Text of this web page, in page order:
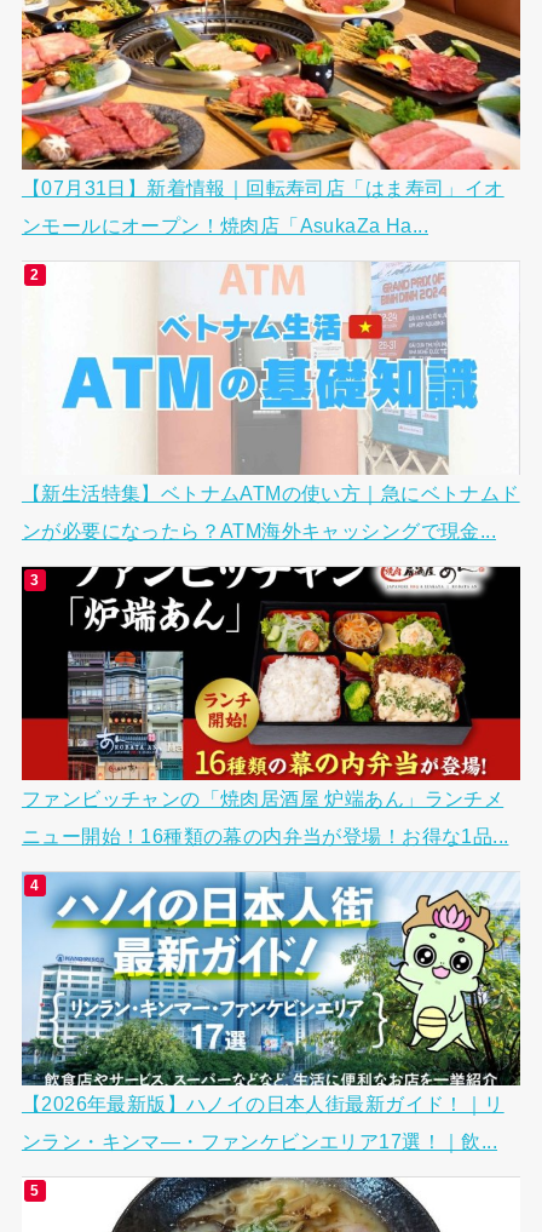
【07月31日】新着情報｜回転寿司店「はま寿司」イオ
ンモールにオープン！焼肉店「AsukaZa Ha...
【新生活特集】ベトナムATMの使い方｜急にベトナムド
ンが必要になったら？ATM海外キャッシングで現金...
ファンビッチャンの「焼肉居酒屋 炉端あん」ランチメ
ニュー開始！16種類の幕の内弁当が登場！お得な1品...
【2026年最新版】ハノイの日本人街最新ガイド！｜リ
ンラン・キンマ―・ファンケビンエリア17選！｜飲...